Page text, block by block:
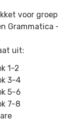
voor
Grammatica
uit:
1-2
3-4
5-6
7-8